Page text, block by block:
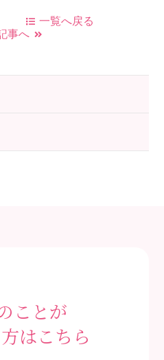
一覧へ戻る
事へ
ことが
はこちら